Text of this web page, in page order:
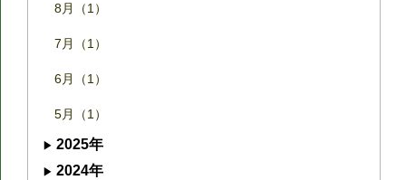
8月（1）
7月（1）
6月（1）
5月（1）
2025年
2024年